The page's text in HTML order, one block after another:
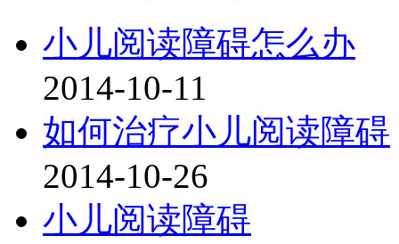
小儿阅读障碍怎么办
2014-10-11
如何治疗小儿阅读障碍
2014-10-26
小儿阅读障碍